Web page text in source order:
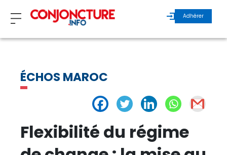
Adhérer
INVITÉS
ÉCHOS MAROC
Flexibilité du régime